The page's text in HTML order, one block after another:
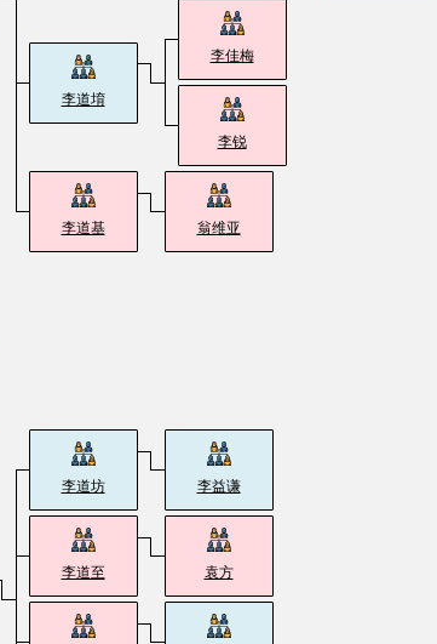
李道堉
李佳梅
李锐
李道基 翁维亚
李道坊 李益谦
李道至 袁方